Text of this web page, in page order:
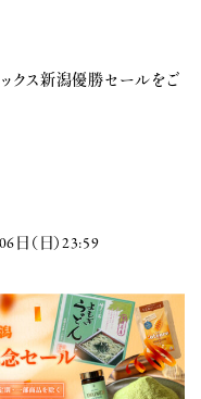
クス新潟優勝セールをご
（日）23:59